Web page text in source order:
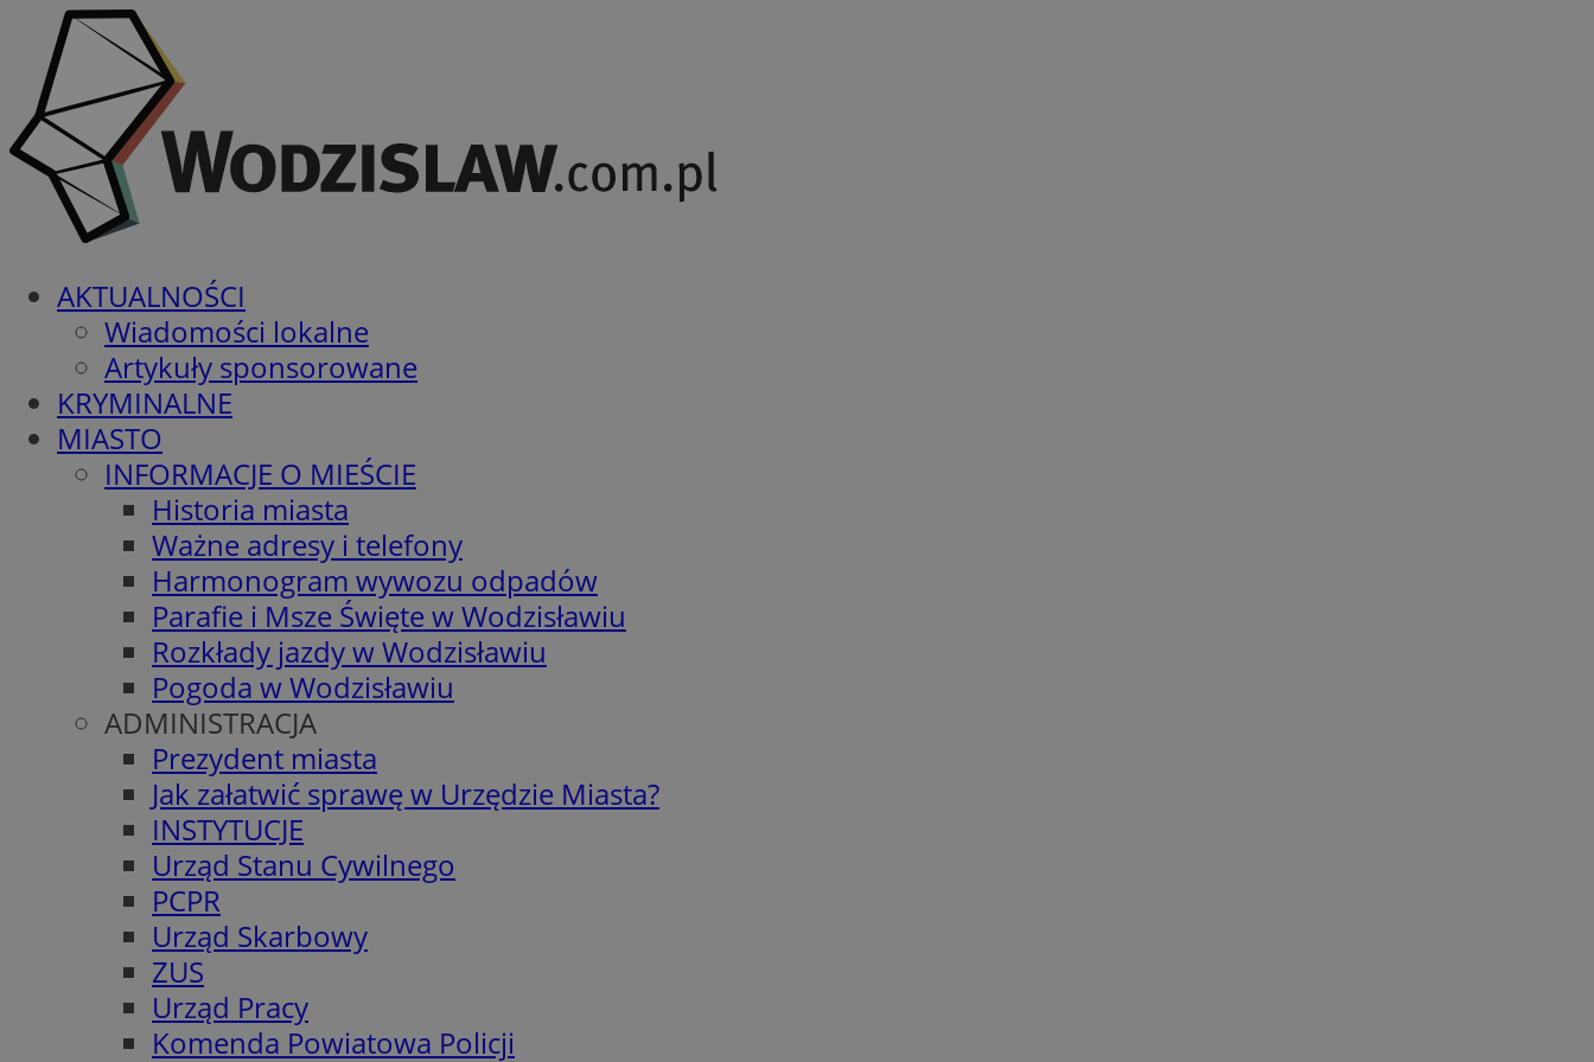
AKTUALNOŚCI
Wiadomości lokalne
Artykuły sponsorowane
KRYMINALNE
MIASTO
INFORMACJE O MIEŚCIE
Historia miasta
Ważne adresy i telefony
Harmonogram wywozu odpadów
Parafie i Msze Święte w Wodzisławiu
Rozkłady jazdy w Wodzisławiu
Pogoda w Wodzisławiu
ADMINISTRACJA
Prezydent miasta
Jak załatwić sprawę w Urzędzie Miasta?
INSTYTUCJE
Urząd Stanu Cywilnego
PCPR
Urząd Skarbowy
ZUS
Urząd Pracy
Komenda Powiatowa Policji